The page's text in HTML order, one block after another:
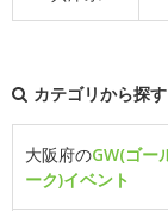
カテゴリから探す
大阪府のGW(ゴー
ーク)イベント